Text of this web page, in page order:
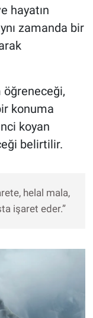
hayatın
zamanda bir
konuma
koyan
belirtilir.
helal mala,
işaret eder.”